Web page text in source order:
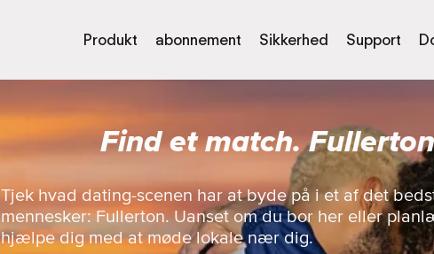
Produkt abonnement Sikkerhed Support
Find et match.
Tjek hvad dating-scenen har at byde på i et af det
mennesker: Fullerton. Uanset om du bor her eller
hjælpe dig med at møde lokale nær dig.